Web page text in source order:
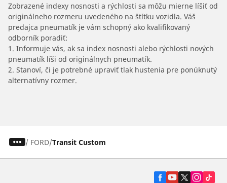
Zobrazené indexy nosnosti a rýchlosti sa môžu mierne líšiť od
originálneho rozmeru uvedeného na štítku vozidla. Váš
predajca pneumatík je vám schopný ako kvalifikovaný
odborník poradiť:
1. Informuje vás, ak sa index nosnosti alebo rýchlosti nových
pneumatík líši od originálnych pneumatík.
2. Stanoví, či je potrebné upraviť tlak hustenia pre ponúknutý
alternatívny rozmer.
/ FORD Transit Custom